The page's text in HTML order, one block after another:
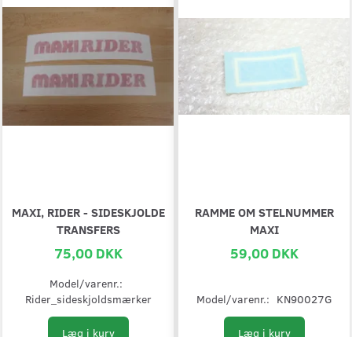
MAXI, RIDER - SIDESKJOLDE
TRANSFERS
75,00 DKK
Model/varenr.:
Rider_sideskjoldsmærker
Læg i kurv
RAMME OM STELNUMMER
MAXI
59,00 DKK
Model/varenr.: KN90027G
Læg i kurv